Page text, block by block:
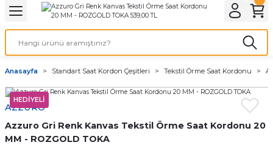
Geri Dön
& ELEKTİRİK AYDINLATMA & ELEKTRİK
Geri Dön
ve Cihaz Pilleri
ÇEŞİTLERİ
ÇEŞİTLERİ
Geri Dön
Geri Dön
Kordon Çeşitleri
Kordonları
Kordonu
Anasayfa Standart Saat Kordon Çeşitleri Tekstil Örme Saat Kordonu
HEDİYELİ
AZZURO
Azzuro Gri Renk Kanvas Tekstil Örme Saat Kordonu 20
MM - ROZGOLD TOKA